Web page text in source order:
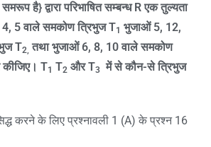
है}द्वारा परिभाषित सम्बन्धRएक तुल्यता
4, 5वाले समकोण त्रिभुजT1 भुजाओं 5, 12,
T2, तथा भुजाओं6, 8, 10वाले समकोण
कीजिए। T1 T2 औरT3 में से कौन-से त्रिभुज
करने के लिए प्रश्नावली 1 (A) के प्रश्न 16